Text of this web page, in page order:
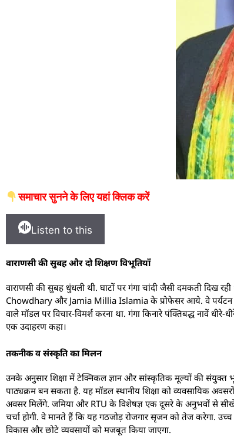
समाचार सुनने के लिए यहां क्लिक करें
Listen to this
वाराणसी की सुबह और दो शिक्षण विभूतियाँ
वाराणसी की सुबह धुंधली थी. घाटों पर गंगा चांदी जैसी दमकती दिख
Chowdhary और Jamia Millia Islamia के प्रोफेसर आये. वे पर्यटन
वाले मॉडल पर विचार-विमर्श करना था. गंगा किनारे पंक्तिबद्ध नावें
एक उदाहरण कहा।
तकनीक व संस्कृति का मिलन
उनके अनुसार शिक्षा में टेक्निकल ज्ञान और सांस्कृतिक मूल्यों की
पाठ्यक्रम बन सकता है. यह मॉडल स्थानीय शिक्षा को व्यवसायिक
अवसर मिलेंगे. जमिया और RTU के विशेषज्ञ एक दूसरे के अनुभवों से
चर्चा होगी. वे मानते हैं कि यह गठजोड़ रोजगार सृजन को तेज करेगा. उच्च
विकास और छोटे व्यवसायों को मजबूत किया जाएगा.